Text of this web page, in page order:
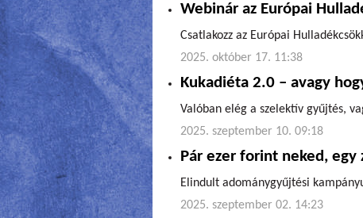
Webinár az Európai
Csatlakozz az Európai
2025. október 17. 11:38
Kukadiéta 2.0 – avagy
Valóban elég a szelektív gyűjtés,
2025. szeptember 10. 09:18
Pár ezer forint neked,
Elindult adománygyűjtési
2025. szeptember 02. 14:23